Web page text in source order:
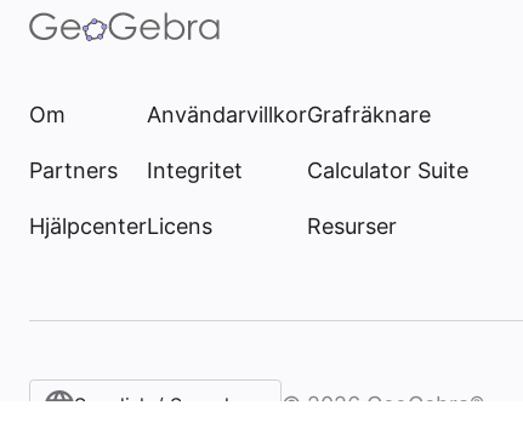
Om
Partners
Hjälpcenter
Användarvillkor
Integritet
Licens
Grafräknare
Calculator Suite
Resurser
Swedish / Svenska‎ © 2026 GeoGebra®